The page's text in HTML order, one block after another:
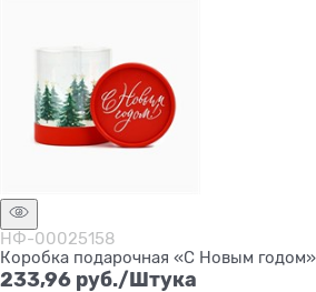
НФ-00025158
Коробка подарочная «С Новым
233,96 руб./Штука